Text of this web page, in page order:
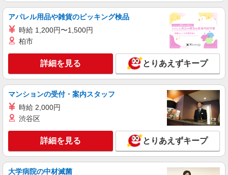
派遣社員 紹介予定派遣
ベルサンテスタッフ株式会社 京都支社
派遣保育士/担任業務なし 土日祝休み 固定
【時給】1,700円〜 ・交通費全額支給 （車通
勤の場合も駐車場代・ガソリン代は弊社負担） ・
各種保険完備 ・昇給あり ※上記の【時給】は、原
則週30時間以上勤務の場合となります。
神奈川県 横浜市西区にある保育施設 （保育
園・幼稚園・小規模保育園・認定こども園・企業
内保育所など）
キープ 詳細を見る
ベルサンテ株式会社 京都支社
保育士/扶養内 早朝/延長 シフト相談OK
残業なし 資格必須
アパレル用品や雑貨のピッキング検品
時給 1,200円〜1,500円
柏市
詳細を見る とりあえずキープ
マンションの受付・案内スタッフ
時給 2,000円
渋谷区
詳細を見る とりあえずキープ
大学病院の中材滅菌